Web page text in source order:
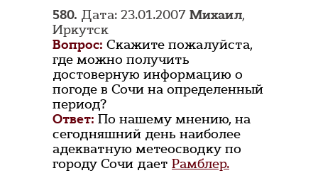
580. Дата: 23.01.2007 Михаил,
Иркутск
Вопрос: Скажите пожалуйста,
где можно получить
достоверную информацию о
погоде в Сочи на определенный
период?
Ответ: По нашему мнению, на
сегодняшний день наиболее
адекватную метеосводку по
городу Сочи дает Рамблер.